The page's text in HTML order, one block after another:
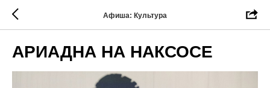
Афиша: Культура
АРИАДНА НА НАКСОСЕ